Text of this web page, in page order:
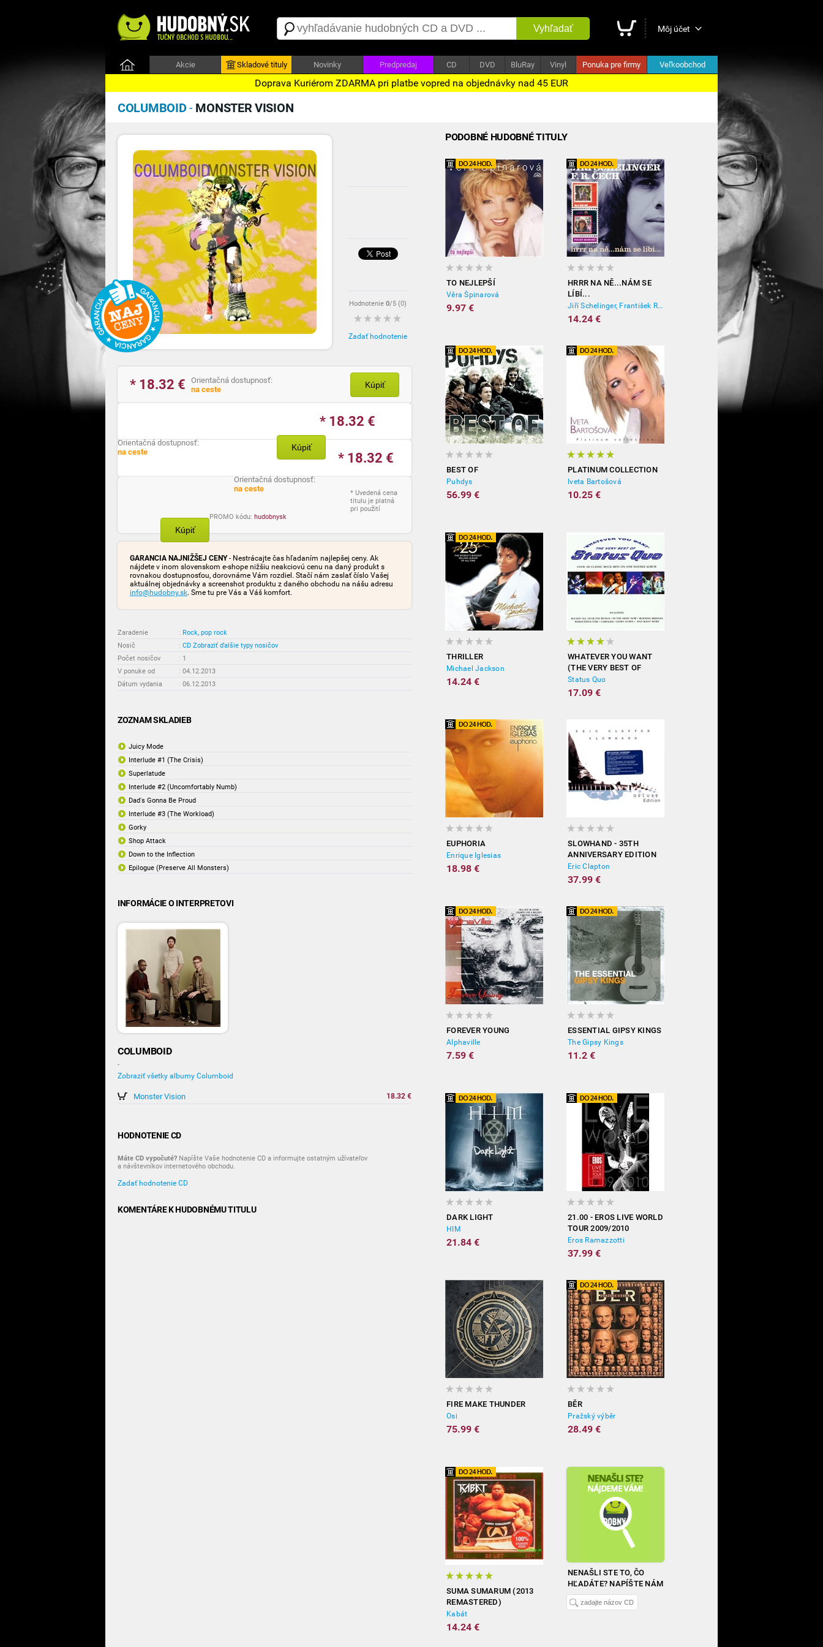
Vyhľadať Môj účet
Akcie Skladové tituly Novinky Predpredaj CD DVD BluRay Vinyl Ponuka pre firmy Veľkoobchod
Doprava Kuriérom ZDARMA pri platbe vopred na objednávky nad 45 EUR
COLUMBOID- MONSTER VISION
Hodnotenie 0/5 (0)
Zadať hodnotenie
* 18.32 €
Orientačná dostupnosť:
na ceste
Kúpiť
* 18.32 €
Orientačná dostupnosť:
na ceste
Kúpiť
* 18.32 €
Orientačná dostupnosť:
na ceste
Kúpiť
* Uvedená cena
titulu je platná
pri použití
PROMO kódu: hudobnysk
GARANCIA NAJNIŽŠEJ CENY- Nestrácajte čas hľadaním najlepšej ceny. Ak
nájdete v inom slovenskom e-shope nižšiu neakciovú cenu na daný produkt s
rovnakou dostupnosťou, dorovnáme Vám rozdiel. Stačí nám zaslať číslo Vašej
aktuálnej objednávky a screenshot produktu z daného obchodu na nášu adresu
info@hudobny.sk. Sme tu pre Vás a Váš komfort.
Zaradenie : Rock, pop rock
Nosič
: CD Zobraziť ďalšie typy nosičov
Počet nosičov
: 1
V ponuke od
: 04.12.2013
Dátum vydania
: 06.12.2013
ZOZNAM SKLADIEB
Juicy Mode
Interlude #1 (The Crisis)
Superlatude
Interlude #2 (Uncomfortably Numb)
Dad's Gonna Be Proud
Interlude #3 (The Workload)
Gorky
Shop Attack
Down to the Inflection
Epilogue (Preserve All Monsters)
INFORMÁCIE O INTERPRETOVI
COLUMBOID
-
Zobraziť všetky albumy Columboid
Monster Vision 18.32 €
HODNOTENIE CD
Máte CD vypočuté? Napíšte Vaše hodnotenie CD a informujte ostatným užívateľov
a návštevníkov internetového obchodu.
Zadať hodnotenie CD
KOMENTÁRE K HUDOBNÉMU TITULU
PODOBNÉ HUDOBNÉ TITULY
TO NEJLEPŠÍ
Věra Špinarová
9.97 €
HRRR NA NĚ...NÁM SE
LÍBÍ...
Jiří Schelinger, František Ringo Čech
14.24 €
BEST OF
Puhdys
56.99 €
PLATINUM COLLECTION
Iveta Bartošová
10.25 €
THRILLER
Michael Jackson
14.24 €
WHATEVER YOU WANT
(THE VERY BEST OF
STATUS QUO)
Status Quo
17.09 €
EUPHORIA
Enrique Iglesias
18.98 €
SLOWHAND - 35TH
ANNIVERSARY EDITION
(DELUXE)
Eric Clapton
37.99 €
FOREVER YOUNG
Alphaville
7.59 €
ESSENTIAL GIPSY KINGS
The Gipsy Kings
11.2 €
DARK LIGHT
HIM
21.84 €
21.00 - EROS LIVE WORLD
TOUR 2009/2010
Eros Ramazzotti
37.99 €
FIRE MAKE THUNDER
Osi
75.99 €
BĚR
Pražský výběr
28.49 €
SUMA SUMARUM (2013
REMASTERED)
Kabát
14.24 €
NENAŠLI STE TO, ČO
HĽADÁTE? NAPÍŠTE NÁM